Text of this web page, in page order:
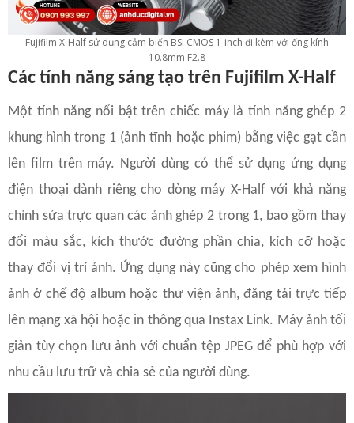
Fujifilm X-Half sử dụng cảm biến BSI CMOS 1-inch đi kèm với ống kính
10.8mm F2.8
Các tính năng sáng tạo trên Fujifilm X-Half
Một tính năng nổi bật trên chiếc máy là tính năng ghép 2
khung hình trong 1 (ảnh tĩnh hoặc phim) bằng việc gạt cần
lên film trên máy. Người dùng có thể sử dụng ứng dụng
điện thoại dành riêng cho dòng máy X-Half với khả năng
chỉnh sửa trực quan các ảnh ghép 2 trong 1, bao gồm thay
đổi màu sắc, kích thước đường phần chia, kích cỡ hoặc
thay đổi vị trí ảnh. Ứng dụng này cũng cho phép xem hình
ảnh ở chế độ album hoặc thư viện ảnh, đăng tải trực tiếp
lên mạng xã hội hoặc in thông qua Instax Link. Máy ảnh tối
giản tùy chọn lưu ảnh với chuẩn tệp JPEG để phù hợp với
nhu cầu lưu trữ và chia sẻ của người dùng.